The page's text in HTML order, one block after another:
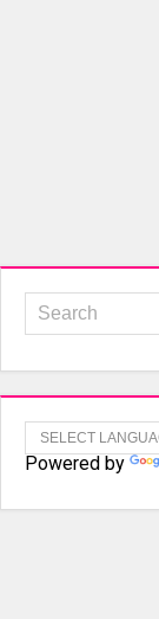
Powered by